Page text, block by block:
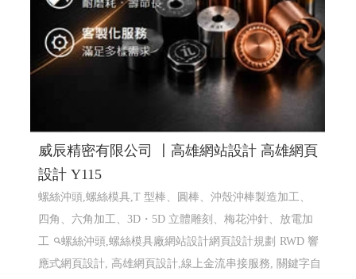
威辰精密有限公司 〡高雄網站設計 高雄網頁
設計 Y115
螺絲沖頭,螺絲模具,T 型棒、圓棒、沖殼沖棒製造加工、
四角、六角加工、3D・5D 立體雕刻、梅花沖針、放電加
工
螺絲沖頭,螺絲模具廠網站設計網頁設計規劃 RWD 響
應式網頁設計, 高雄網頁設計,線上金流串接服務, 關鍵字自